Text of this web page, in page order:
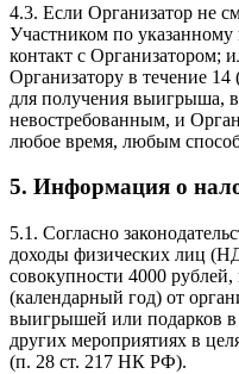
4.3. Если Организатор не
Участником по указанному
контакт с Организатором;
Организатору в течение
для получения выигрыша,
невостребованным, и
любое время, любым
5. Информация о
5.1. Согласно
доходы физических лиц
совокупности 4000
(календарный год) от
выигрышей или подарков
других мероприятиях в
(п. 28 ст. 217 НК РФ).